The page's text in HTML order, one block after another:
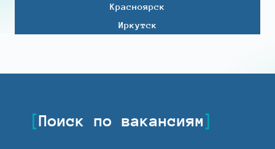
Красноярск
Иркутск
Поиск по вакансиям